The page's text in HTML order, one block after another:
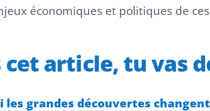
économiques et politiques de
cet article, tu vas
les grandes découvertes